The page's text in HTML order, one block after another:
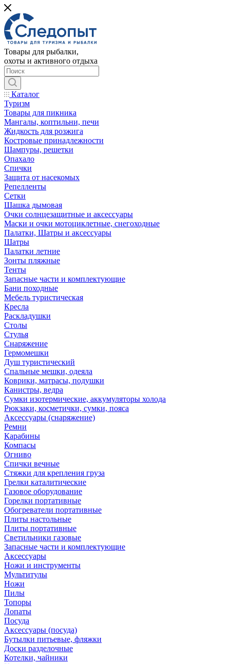
Товары для рыбалки,
охоты и активного отдыха
Каталог
Туризм
Товары для пикника
Мангалы, коптильни, печи
Жидкость для розжига
Костровые принадлежности
Шампуры, решетки
Опахало
Спички
Защита от насекомых
Репелленты
Сетки
Шашка дымовая
Очки солнцезащитные и аксессуары
Маски и очки мотоциклетные, снегоходные
Палатки, Шатры и аксессуары
Шатры
Палатки летние
Зонты пляжные
Тенты
Запасные части и комплектующие
Бани походные
Мебель туристическая
Кресла
Раскладушки
Столы
Стулья
Снаряжение
Гермомешки
Душ туристический
Спальные мешки, одеяла
Коврики, матрасы, подушки
Канистры, ведра
Сумки изотермические, аккумуляторы холода
Рюкзаки, косметички, сумки, пояса
Аксессуары (снаряжение)
Ремни
Карабины
Компасы
Огниво
Спички вечные
Стяжки для крепления груза
Грелки каталитические
Газовое оборудование
Горелки портативные
Обогреватели портативные
Плиты настольные
Плиты портативные
Светильники газовые
Запасные части и комплектующие
Аксессуары
Ножи и инструменты
Мультитулы
Ножи
Пилы
Топоры
Лопаты
Посуда
Аксессуары (посуда)
Бутылки питьевые, фляжки
Доски разделочные
Котелки, чайники